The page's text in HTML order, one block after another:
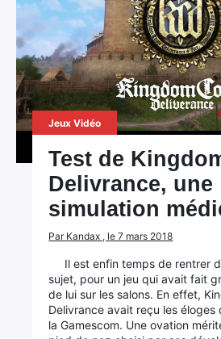
Jeux Vidéo
Test de
Delivrance, une
simulation
Par Kandax , le 7 mars 2018
Il est enfin temps de rentrer
sujet, pour un jeu qui avait fait
de lui sur les salons. En effet,
Delivrance avait reçu les éloges
la Gamescom. Une ovation
Rechercher